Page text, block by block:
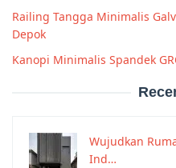
Railing Tangga Minimalis
Depok
Kanopi Minimalis Spandek
Wujudkan
Ind…